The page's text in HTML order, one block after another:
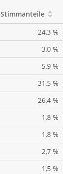
Stimmanteile
24,3 %
3,0 %
5,9 %
31,5 %
26,4 %
1,8 %
1,8 %
2,7 %
1,5 %